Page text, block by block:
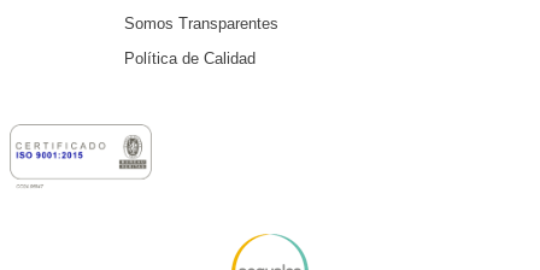
Somos Transparentes
Política de Calidad